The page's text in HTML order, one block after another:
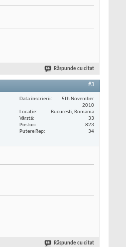
Răspunde cu citat
#3
Data înscrierii
5th November
2010
Locaţie
Bucuresti, Romania
Vârstă
33
Posturi
823
Putere Rep
34
Răspunde cu citat